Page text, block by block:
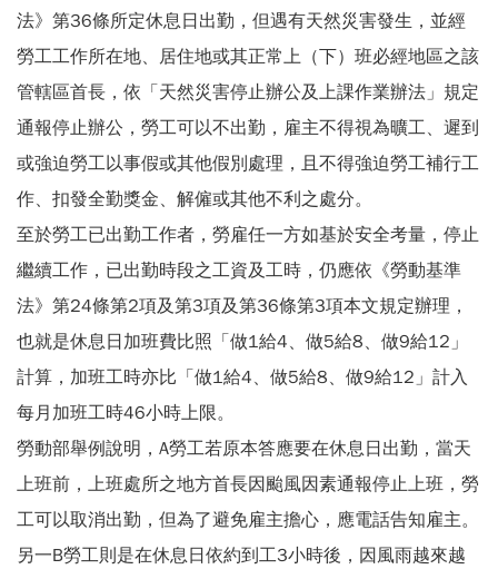
法》第36條所定休息日出勤，但遇有天然災害發生，並經
勞工工作所在地、居住地或其正常上（下）班必經地區之該
管轄區首長，依「天然災害停止辦公及上課作業辦法」規定
通報停止辦公，勞工可以不出勤，雇主不得視為曠工、遲到
或強迫勞工以事假或其他假別處理，且不得強迫勞工補行工
作、扣發全勤獎金、解僱或其他不利之處分。
至於勞工已出勤工作者，勞雇任一方如基於安全考量，停止
繼續工作，已出勤時段之工資及工時，仍應依《勞動基準
法》第24條第2項及第3項及第36條第3項本文規定辦理，
也就是休息日加班費比照「做1給4、做5給8、做9給12」
計算，加班工時亦比「做1給4、做5給8、做9給12」計入
每月加班工時46小時上限。
勞動部舉例說明，A勞工若原本答應要在休息日出勤，當天
上班前，上班處所之地方首長因颱風因素通報停止上班，勞
工可以取消出勤，但為了避免雇主擔心，應電話告知雇主。
另一B勞工則是在休息日依約到工3小時後，因風雨越來越